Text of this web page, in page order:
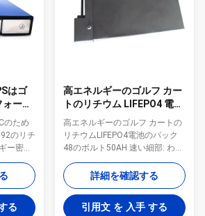
タマイズされた電池のパックの
サービス支援の空気および海配
達 長いサイクル寿命深い周期
12V ...
はゴ
ーク
エネ
イオン
KC
のため
のリチ
ー密度
部: 1.
2.
かな容
5. 標準
リチウム
る
高エネルギーのゴルフ カー
トのリチウム LIFEPO4 電池
のパック 48 のボルト 50AH
高エネルギーのゴルフ カートの
リチウムLIFEPO4電池のパック
48のボルト50AH 速い細部: わず
かな容量:50AH わずかな電圧: 48
ボルト 次元:350mm * 240mm
*200 mm 排出は電圧を断ち切り
ました:36.8 V 2000サイクル寿
命 内部インピーダンス:≤ 65の
詳細を確認する
引用文 を 入手 する